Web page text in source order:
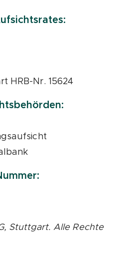
HRB-Nr. 15624
Stuttgart. Alle Rechte